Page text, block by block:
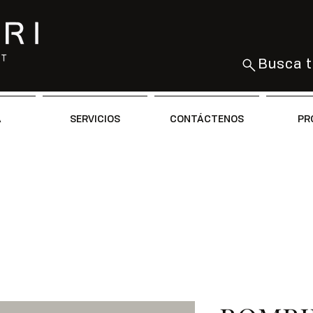
Busca
SERVICIOS CONTÁCTENOS